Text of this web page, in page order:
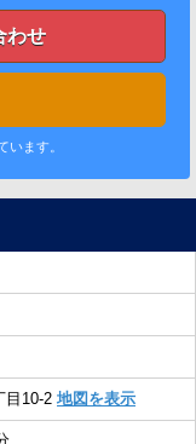
わせ
います。
目10-2 地図を表示